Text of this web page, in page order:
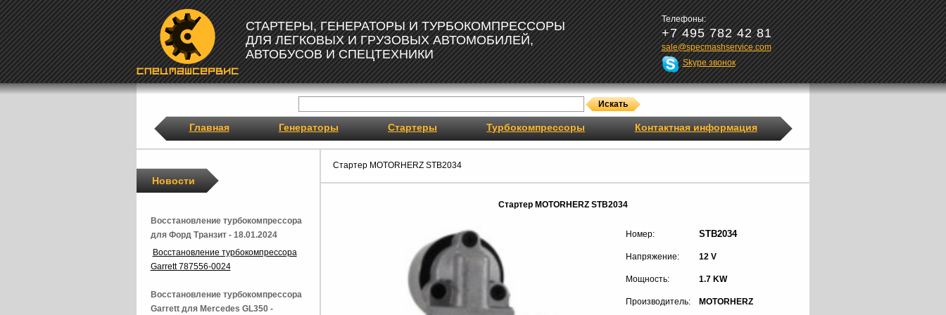
СТАРТЕРЫ, ГЕНЕРАТОРЫ И ТУРБОКОМПРЕССОРЫ
ДЛЯ ЛЕГКОВЫХ И ГРУЗОВЫХ АВТОМОБИЛЕЙ,
АВТОБУСОВ И СПЕЦТЕХНИКИ
Телефоны:
+7 495 782 42 81
sale@specmashservice.com
Skype звонок
Главная Генераторы Стартеры Турбокомпрессоры Контактная информация
Стартер MOTORHERZ STB2034
Стартер MOTORHERZ STB2034
Номер: STB2034
Напряжение: 12 V
Мощность: 1.7 KW
Производитель: MOTORHERZ
Новости
Восстановление турбокомпрессора
для Форд Транзит - 18.01.2024
Восстановление турбокомпрессора
Garrett 787556-0024
Восстановление турбокомпрессора
Garrett для Mercedes GL350 -